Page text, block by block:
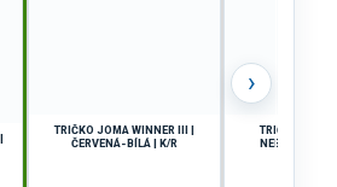
TRIČKO JOMA WINNER III |
ČERVENÁ-BÍLÁ | K/R
TRIČKO
NEBESKÁ
›